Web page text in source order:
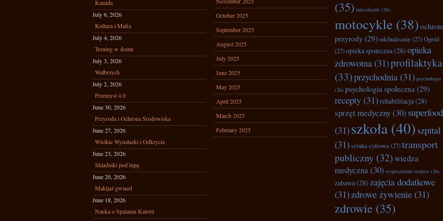
Kanada
July 6, 2026
Kultura i Mafia
July 4, 2026
Trening w domu
July 3, 2026
Wałbrzych
July 2, 2026
Przemysł 4.0
June 30, 2026
Przyroda i Ochrona Środowiska
June 27, 2026
Wielkie Wynalazki i Odkrycia
June 23, 2026
Składniki pod lupą
June 20, 2026
Makijaż gwiazd
June 18, 2026
Nauka o Spalaniu Kalorii
October 2025
September 2025
August 2025
July 2025
June 2025
May 2025
April 2025
March 2025
February 2025
(35) mieszkanie (26)
motocykle (38)
przyrody(29)odchudzanie (27)Ogród
(27)opieka społeczna(28) opieka
zdrowotna(31)profilaktyka
(33)przychodnia(31) psychologia
(26) psychologia społeczna (29)
recepty (31)rehabilitacja(28)
sprzęt medyczny(30)
(31)szkoła (40) szpital
(31)sztuka cyfrowa(27)transport
publiczny (32)wiedza
medyczna(30) wyposażenie wnętrz (26)
zabawa(28) zajęcia dodatkowe
(31)zdrowe żywienie (31)
zdrowie (35)